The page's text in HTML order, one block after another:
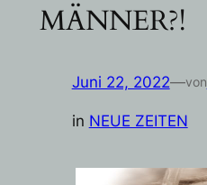
MÄNNER?!
Juni 22, 2022—von
in NEUE ZEITEN